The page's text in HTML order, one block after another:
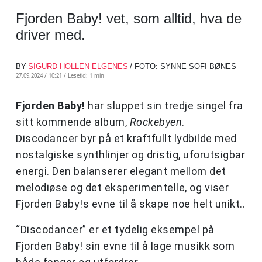
Fjorden Baby! vet, som alltid, hva de
driver med.
BY SIGURD HOLLEN ELGENES / FOTO: SYNNE SOFI BØNES
27.09.2024 / 10:21 / Lesetid: 1 min
Fjorden Baby! har sluppet sin tredje singel fra
sitt kommende album, Rockebyen.
Discodancer byr på et kraftfullt lydbilde med
nostalgiske synthlinjer og dristig, uforutsigbar
energi. Den balanserer elegant mellom det
melodiøse og det eksperimentelle, og viser
Fjorden Baby!s evne til å skape noe helt unikt..
“Discodancer” er et tydelig eksempel på
Fjorden Baby! sin evne til å lage musikk som